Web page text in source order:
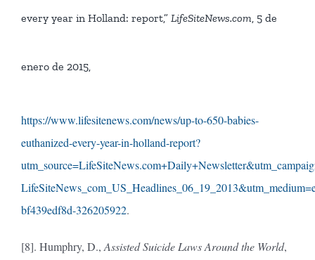
every year in Holland: report,” LifeSiteNews.com , 5 de
enero de 2015,
https://www.lifesitenews.com/news/up-to-650-babies-
euthanized-every-year-in-holland-report?
bf439edf8d-326205922.
[8]. Humphry, D., Assisted Suicide Laws Around the World,